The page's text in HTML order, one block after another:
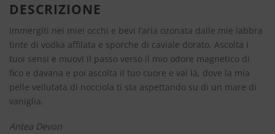
DESCRIZIONE
Immergiti nei miei occhi e bevi l’aria ozonata dalle mie labbra
tinte di vodka affilata e sporche di caviale dorato. Ascolta i
tuoi sensi e muovi il passo verso il mio odore magnetico di
fico e davana e poi ascolta il tuo cuore e vai là, dove la mia
pelle vellutata di nocciola ti sta aspettando su di un mare di
vaniglia.
Antea Devon